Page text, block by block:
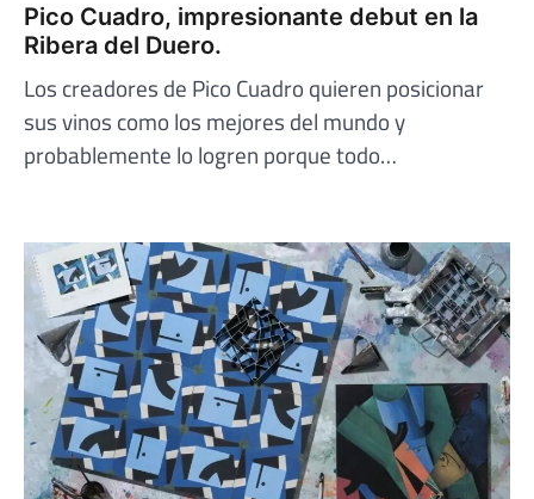
Pico Cuadro, impresionante debut en la
Ribera del Duero.
Los creadores de Pico Cuadro quieren posicionar
sus vinos como los mejores del mundo y
probablemente lo logren porque todo…